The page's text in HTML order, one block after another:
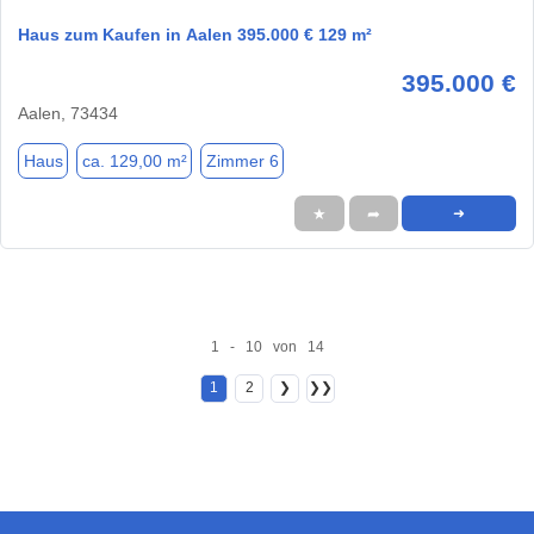
Haus zum Kaufen in Aalen 395.000 € 129 m²
395.000 €
Aalen, 73434
Haus ca. 129,00 m² Zimmer 6
★ ➦ ➜
1 - 10 von 14
1 2 ❯ ❯❯